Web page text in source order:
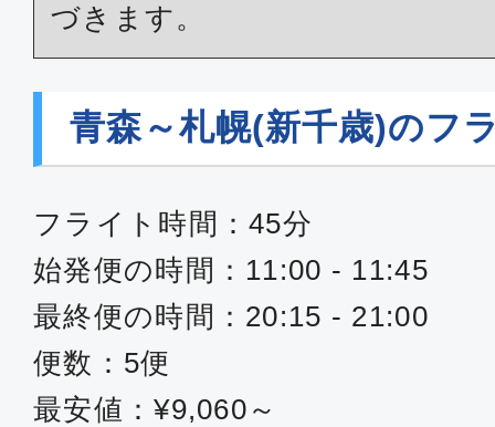
づきます。
青森～札幌(新千歳)のフ
フライト時間：45分
始発便の時間：11:00 - 11:45
最終便の時間：20:15 - 21:00
便数：5便
最安値：¥9,060～